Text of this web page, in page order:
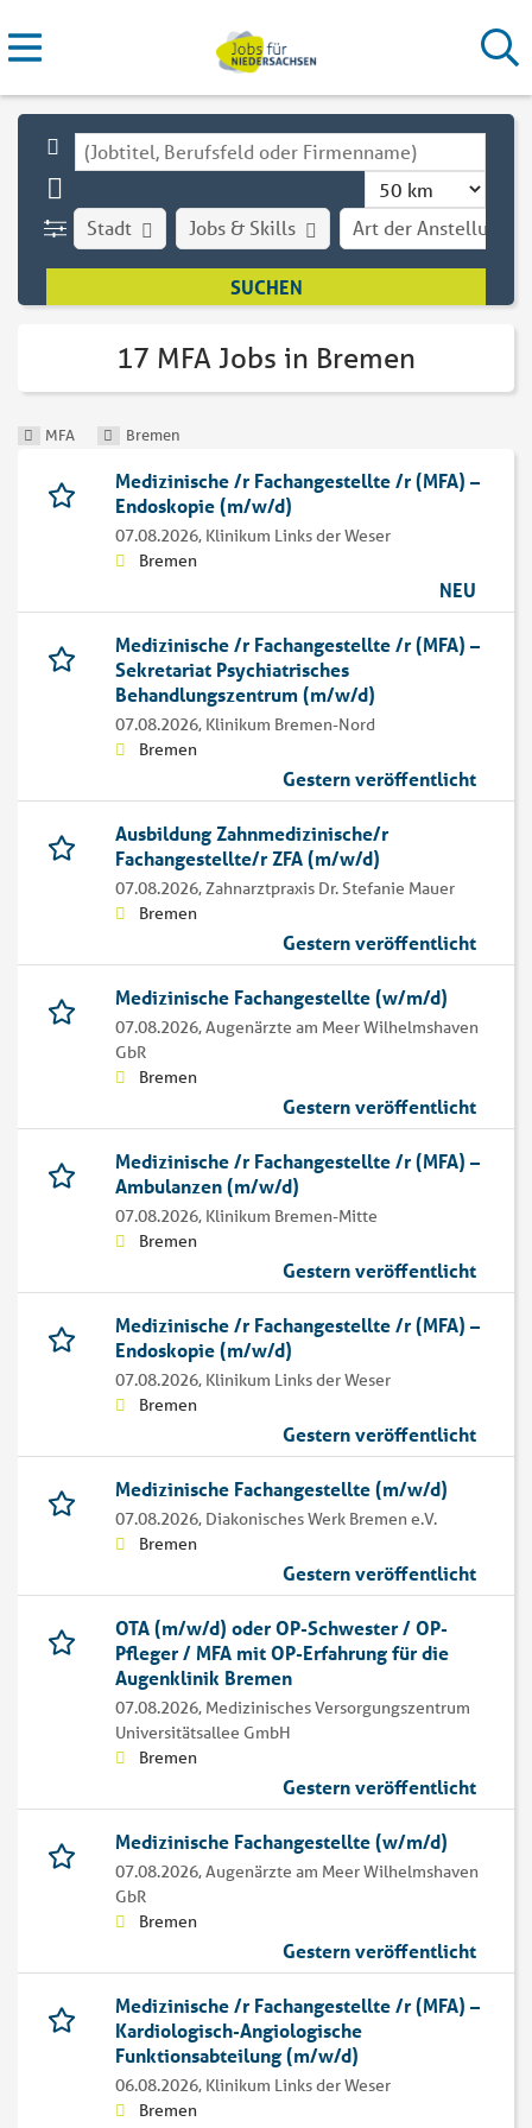
Stadt Art der Anstellung
Jobs & Skills
17 MFA Jobs in Bremen
MFA Bremen
Medizinische /r Fachangestellte /r (MFA) –
Endoskopie (m/w/d)
07.08.2026, Klinikum Links der Weser
Bremen
NEU
Medizinische /r Fachangestellte /r (MFA) –
Sekretariat Psychiatrisches
Behandlungszentrum (m/w/d)
07.08.2026, Klinikum Bremen-Nord
Bremen
Gestern veröffentlicht
Ausbildung Zahnmedizinische/r
Fachangestellte/r ZFA (m/w/d)
07.08.2026,Zahnarztpraxis Dr. Stefanie Mauer
Bremen
Gestern veröffentlicht
Medizinische Fachangestellte (w/m/d)
07.08.2026,Augenärzte am Meer Wilhelmshaven
GbR
Bremen
Gestern veröffentlicht
Medizinische /r Fachangestellte /r (MFA) –
Ambulanzen (m/w/d)
07.08.2026, Klinikum Bremen-Mitte
Bremen
Gestern veröffentlicht
Medizinische /r Fachangestellte /r (MFA) –
Endoskopie (m/w/d)
07.08.2026, Klinikum Links der Weser
Bremen
Gestern veröffentlicht
Medizinische Fachangestellte (m/w/d)
07.08.2026, Diakonisches Werk Bremen e.V.
Bremen
Gestern veröffentlicht
OTA (m/w/d) oder OP-Schwester / OP-
Pfleger / MFA mit OP-Erfahrung für die
Augenklinik Bremen
07.08.2026, Medizinisches Versorgungszentrum
Universitätsallee GmbH
Bremen
Gestern veröffentlicht
Medizinische Fachangestellte (w/m/d)
07.08.2026,Augenärzte am Meer Wilhelmshaven
GbR
Bremen
Gestern veröffentlicht
Medizinische /r Fachangestellte /r (MFA) –
Kardiologisch-Angiologische
Funktionsabteilung (m/w/d)
06.08.2026, Klinikum Links der Weser
Bremen